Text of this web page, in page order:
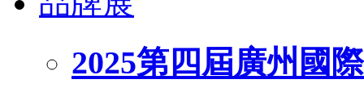
2025第四屆廣州國